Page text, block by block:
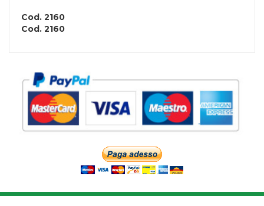
Cod. 2160
Cod. 2160